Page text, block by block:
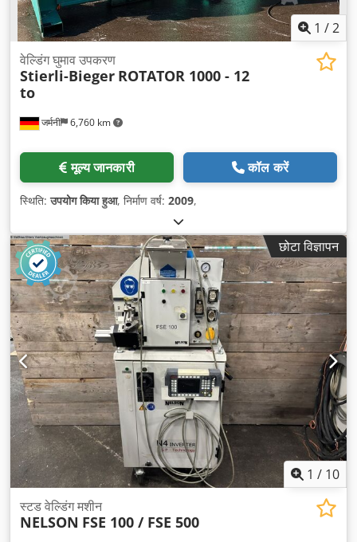
1 /2
जर्मनी 6,760 km
वेल्डिंग घुमाव उपकरण
Stierli-Bieger ROTATOR 1000 - 12
to
मूल्य जानकारी कॉल करें
स्थिति:उपयोग किया हुआ, निर्माण वर्ष: 2009,
छोटा विज्ञापन
1 / 10
स्टड वेल्डिंग मशीन
NELSON FSE 100 / FSE 500